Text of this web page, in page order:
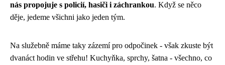
nás propojuje s policií, hasiči i záchrankou. Když se něco
děje, jedeme všichni jako jeden tým.
Na služebně máme taky zázemí pro odpočinek - však zkuste být
dvanáct hodin ve střehu! Kuchyňka, sprchy, šatna - všechno, co